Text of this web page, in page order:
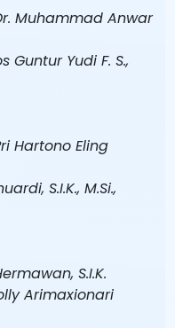
Muhammad Anwar
Guntur Yudi F. S.,
Hartono Eling
S.I.K., M.Si.,
S.I.K.
Arimaxionari